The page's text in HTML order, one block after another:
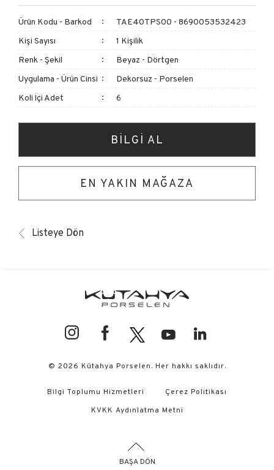
Ürün Kodu - Barkod
TAE40TPS00 - 8690053532423
Kişi Sayısı
1 Kişilik
Renk - Şekil
Beyaz - Dörtgen
Uygulama - Ürün Cinsi
Dekorsuz - Porselen
Koli İçi Adet
6
BİLGİ AL
EN YAKIN MAĞAZA
Listeye Dön
© 2026 Kütahya Porselen. Her hakkı saklıdır.
Bilgi Toplumu Hizmetleri
Çerez Politikası
KVKK Aydınlatma Metni
BAŞA DÖN